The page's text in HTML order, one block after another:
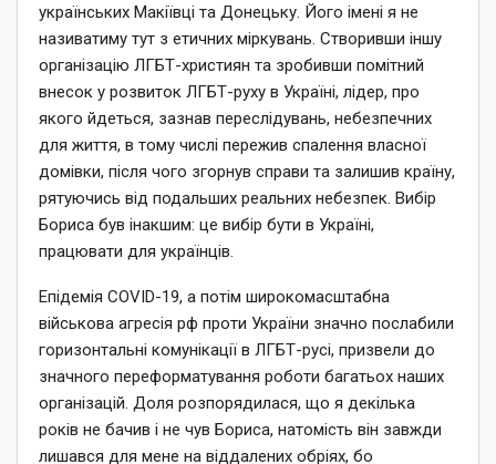
українських Макіївці та Донецьку. Його імені я не
називатиму тут з етичних міркувань. Створивши іншу
організацію ЛГБТ-християн та зробивши помітний
внесок у розвиток ЛГБТ-руху в Україні, лідер, про
якого йдеться, зазнав переслідувань, небезпечних
для життя, в тому числі пережив спалення власної
домівки, після чого згорнув справи та залишив країну,
рятуючись від подальших реальних небезпек. Вибір
Бориса був інакшим: це вибір бути в Україні,
працювати для українців.
Епідемія COVID-19, а потім широкомасштабна
військова агресія рф проти України значно послабили
горизонтальні комунікації в ЛГБТ-русі, призвели до
значного переформатування роботи багатьох наших
організацій. Доля розпорядилася, що я декілька
років не бачив і не чув Бориса, натомість він завжди
лишався для мене на віддалених обріях, бо